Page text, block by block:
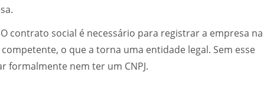
contrato social é necessário para registrar a empresa na
o que a torna uma entidade legal. Sem esse
formalmente nem ter um CNPJ.